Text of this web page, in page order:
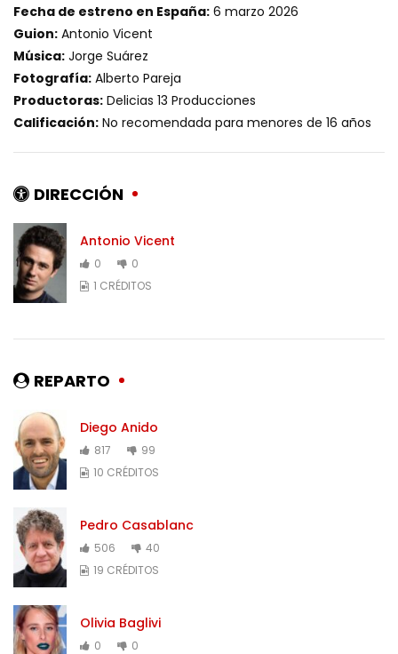
Fecha de estreno en España: 6 marzo 2026
Guion: Antonio Vicent
Música: Jorge Suárez
Fotografía: Alberto Pareja
Productoras: Delicias 13 Producciones
Calificación: No recomendada para menores de 16 años
DIRECCIÓN
Antonio Vicent
0
0
1 CRÉDITOS
REPARTO
Diego Anido
817
99
10 CRÉDITOS
Pedro Casablanc
506
40
19 CRÉDITOS
Olivia Baglivi
0
0